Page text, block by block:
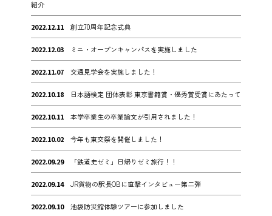
紹介
2022.12.11 創立70周年記念式典
2022.12.03 ミニ・オープンキャンパスを実施しました
2022.11.07 交通見学会を実施しました！
2022.10.18 日本語検定 団体表彰 東京書籍賞・優秀賞受賞にあたって
2022.10.11 本学卒業生の卒業論文が引用されました！
2022.10.02 今年も東交祭を開催しました！
2022.09.29 「鉄道史ゼミ」日帰りゼミ旅行！！
2022.09.14 JR貨物の駅長OBに直撃インタビュー第二弾
2022.09.10 池袋防災館体験ツアーに参加しました